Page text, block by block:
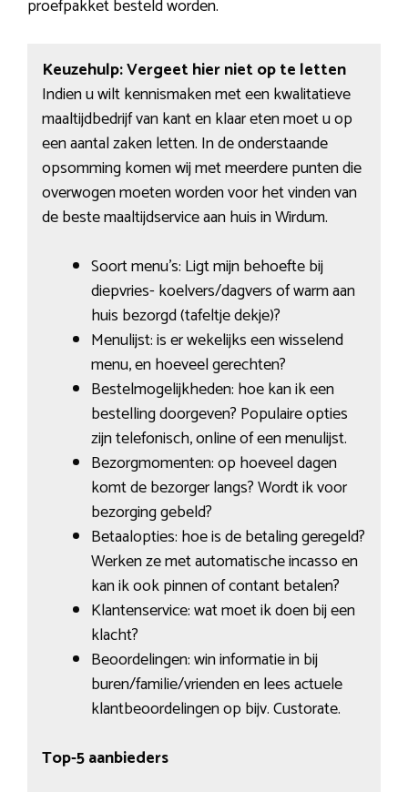
proefpakket besteld worden.
Keuzehulp: Vergeet hier niet op te letten
Indien u wilt kennismaken met een kwalitatieve
maaltijdbedrijf van kant en klaar eten moet u op
een aantal zaken letten. In de onderstaande
opsomming komen wij met meerdere punten die
overwogen moeten worden voor het vinden van
de beste maaltijdservice aan huis in Wirdum.
Soort menu’s: Ligt mijn behoefte bij
diepvries- koelvers/dagvers of warm aan
huis bezorgd (tafeltje dekje)?
Menulijst: is er wekelijks een wisselend
menu, en hoeveel gerechten?
Bestelmogelijkheden: hoe kan ik een
bestelling doorgeven? Populaire opties
zijn telefonisch, online of een menulijst.
Bezorgmomenten: op hoeveel dagen
komt de bezorger langs? Wordt ik voor
bezorging gebeld?
Betaalopties: hoe is de betaling geregeld?
Werken ze met automatische incasso en
kan ik ook pinnen of contant betalen?
Klantenservice: wat moet ik doen bij een
klacht?
Beoordelingen: win informatie in bij
buren/familie/vrienden en lees actuele
klantbeoordelingen op bijv. Custorate.
Top-5 aanbieders